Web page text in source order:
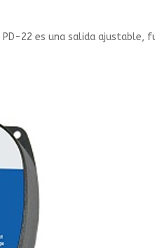
22 es una salida ajustable,